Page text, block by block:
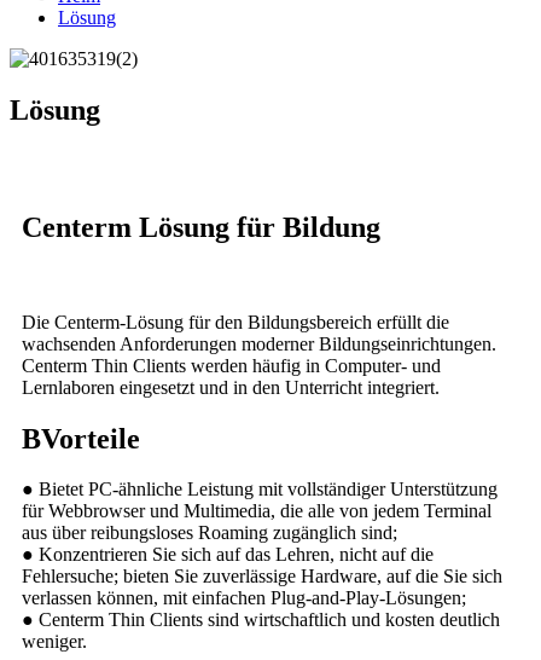
Lösung
Lösung
Centerm Lösung für Bildung
Die Centerm-Lösung für den Bildungsbereich erfüllt die
wachsenden Anforderungen moderner Bildungseinrichtungen.
Centerm Thin Clients werden häufig in Computer- und
Lernlaboren eingesetzt und in den Unterricht integriert.
BVorteile
● Bietet PC-ähnliche Leistung mit vollständiger Unterstützung
für Webbrowser und Multimedia, die alle von jedem Terminal
aus über reibungsloses Roaming zugänglich sind;
● Konzentrieren Sie sich auf das Lehren, nicht auf die
Fehlersuche; bieten Sie zuverlässige Hardware, auf die Sie sich
verlassen können, mit einfachen Plug-and-Play-Lösungen;
● Centerm Thin Clients sind wirtschaftlich und kosten deutlich
weniger.